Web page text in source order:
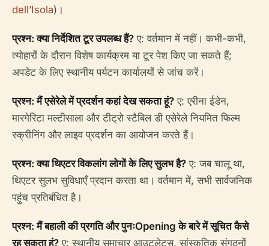
dell’Isola)।
प्रश्न: क्या निर्देशित टूर उपलब्ध हैं? ए: वर्तमान में नहीं। कभी-कभी,
त्योहारों के दौरान विशेष कार्यक्रम या टूर पेश किए जा सकते हैं;
अपडेट के लिए स्थानीय पर्यटन कार्यालयों से जांच करें।
प्रश्न: मैं एसेरेले में प्रदर्शन कहां देख सकता हूं? ए: एरीना ईडेन,
मारगेरिटा मल्टीसाला और टीट्रो स्टैबिल डी एसेरेले नियमित फिल्म
स्क्रीनिंग और लाइव प्रदर्शन का आयोजन करते हैं।
प्रश्न: क्या थिएटर विकलांग लोगों के लिए सुलभ है? ए: जब चालू था,
थिएटर सुलभ सुविधाएँ प्रदान करता था। वर्तमान में, सभी सार्वजनिक
पहुंच प्रतिबंधित है।
प्रश्न: मैं बहाली की प्रगति और पुनःOpening के बारे में सूचित कैसे
रह सकता हूं? ए: स्थानीय समाचार आउटलेट्स, सांस्कृतिक संगठनों